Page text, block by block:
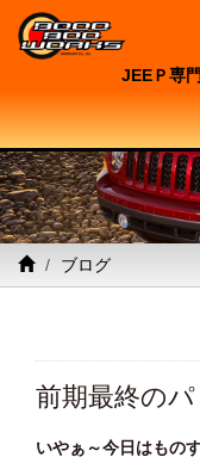
JEEＰ専
ブログ
前期最終のパ
いやぁ～今日はもの